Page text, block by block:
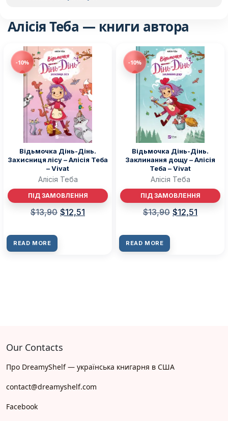
Алісія Теба — книги автора
-10%
Відьмочка Дінь-Дінь.
Захисниця лісу – Алісія Теба
– Vivat
Алісія Теба
ПІД ЗАМОВЛЕННЯ
$13,90 $12,51
READ MORE
-10%
Відьмочка Дінь-Дінь.
Заклинання дощу – Алісія
Теба – Vivat
Алісія Теба
ПІД ЗАМОВЛЕННЯ
$13,90 $12,51
READ MORE
Our Contacts
Про DreamyShelf — українська книгарня в США
contact@dreamyshelf.com
Facebook